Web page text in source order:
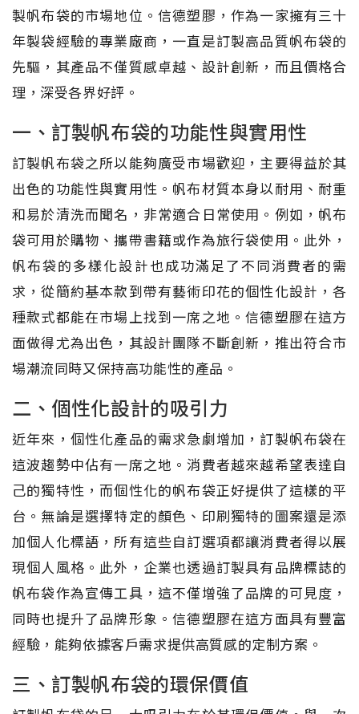
製帆布袋的市場地位。信德塑膠，作為一家擁有三十
年製袋經驗的專業廠商，一直是訂製高品質帆布袋的
先驅，其產品不僅質感卓越、設計創新，而且價格合
理，深受各界好評。
一、訂製帆布袋的功能性與實用性
訂製帆布袋之所以能夠廣受市場歡迎，主要得益於其
出色的功能性與實用性。帆布材質本身以耐用、耐重
和易於清洗而聞名，非常適合日常使用。例如，帆布
袋可用於購物、攜帶書籍或作為旅行袋使用。此外，
帆布袋的多樣化設計也成功滿足了不同消費者的需
求，從簡約基本款到帶有藝術印花的個性化設計，各
種款式都能在市場上找到一席之地。信德塑膠在這方
面做得尤為出色，其設計團隊不斷創新，推出符合市
場潮流同時又保持高功能性的產品。
二、個性化設計的吸引力
近年來，個性化產品的需求急劇增加，訂製帆布袋在
這波趨勢中佔有一席之地。消費者越來越希望表達自
己的獨特性，而個性化的帆布袋正好提供了這樣的平
台。無論是選擇特定的顏色、印刷獨特的圖案還是添
加個人化標語，所有這些自訂選項都讓消費者得以展
現個人風格。此外，企業也透過訂製具有品牌標誌的
帆布袋作為宣傳工具，這不僅增強了品牌的可見度，
同時也提升了品牌形象。信德塑膠在這方面具有豐富
經驗，能夠依據客戶需求提供高質感的定制方案。
三、訂製帆布袋的環保價值